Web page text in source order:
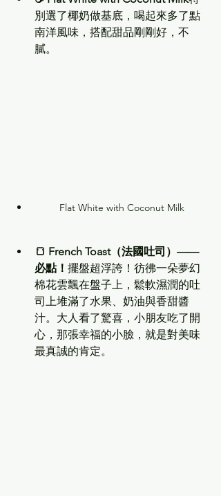
別選了椰奶做基底，喝起來多了點
南洋風味，搭配甜品剛剛好，不
膩。
Flat White with Coconut Milk
🍞 French Toast（法國吐司）——
必點！ 擺盤超浮誇！彷彿一朵夢幻
棉花雲飄在盤子上，鬆軟濕潤的吐
司上堆滿了水果、奶油與香甜醬
汁。大人看了驚喜，小朋友吃了開
心，那張幸福的小臉，就是對美味
最真誠的肯定。